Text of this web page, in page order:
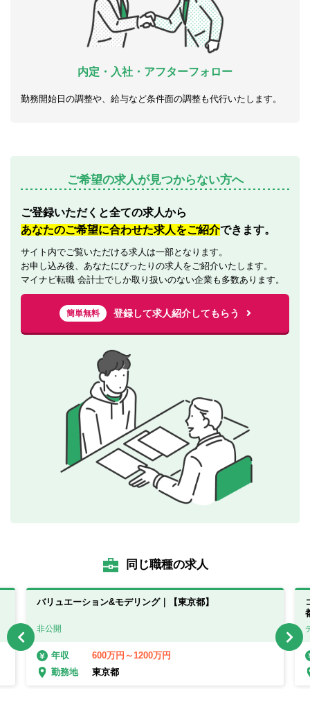
内定・入社・アフターフォロー
勤務開始日の調整や、給与など条件面の調整も代行いたします。
ご希望の求人が見つからない方へ
ご登録いただくと全ての求人から
あなたのご希望に合わせた求人をご紹介できます。
サイト内でご覧いただける求人は一部となります。
お申し込み後、あなたにぴったりの求人をご紹介いたします。
マイナビ転職 会計士でしか取り扱いのない企業も多数あります。
簡単無料 登録して求人紹介してもらう
同じ職種の求人
バリュエーション&モデリング｜【東京都】
非公開
年収
600万円～1200万円
勤務地
東京都